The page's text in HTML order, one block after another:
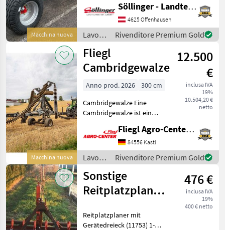
Macchina nuova
Grauguss + Hydraulisch
Klappung mit
Druckausgleich + Bereifung
15.0/55-17 10PR + Zugdeich
Söllinger - Landtechnik GmbH
4625 Offenhausen
Lavorazione
terreno
/
Güttler
Rivenditore Premium Gold
Macchina nuova
Fliegl
Cambridgewalze
12.500
€
inclusa IVA
19%
10.504,20 €
netto
Anno prod. 2026
300 cm
Cambridgewalze Eine
Cambridgewalze ist ein
zum Walzen und
Rückverfestigen von
Ackerboden nach der
Bodenbearbeitung oder
Aussaat. Sie wi
Fliegl Agro-Center GmbH
84556 Kastl
Lavorazione
terreno
/ Fliegl
Rivenditore Premium Gold
Sonstige
Reitplatzplaner,
Gerätedreieck
476 €
inclusa IVA
19%
400 € netto
Reitplatzplaner mit
Gerätedreieck (11753) 1-